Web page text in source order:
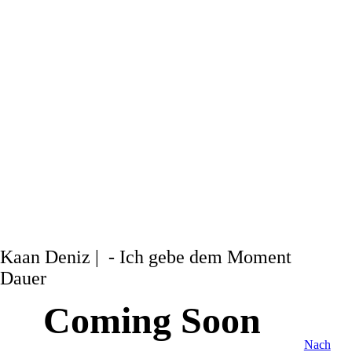
Kaan Deniz | - Ich gebe dem Moment
Dauer
Coming Soon
Nach